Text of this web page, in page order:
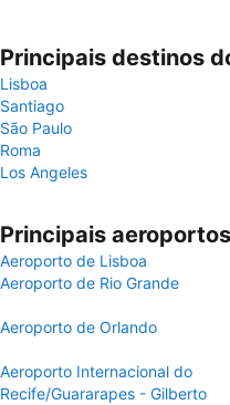
Principais destinos
Lisboa
Santiago
São Paulo
Roma
Los Angeles
Principais
Aeroporto de Lisboa
Aeroporto de Rio Grande
Aeroporto de Orlando
Aeroporto Internacional do
Recife/Guararapes - Gilberto